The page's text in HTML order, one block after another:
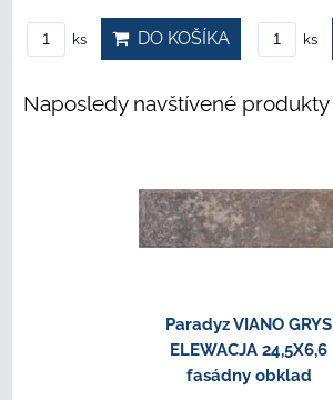
ks DO KOŠÍKA ks
Naposledy navštívené produkty
Paradyz VIANO GRYS
ELEWACJA 24,5X6,6
fasádny obklad